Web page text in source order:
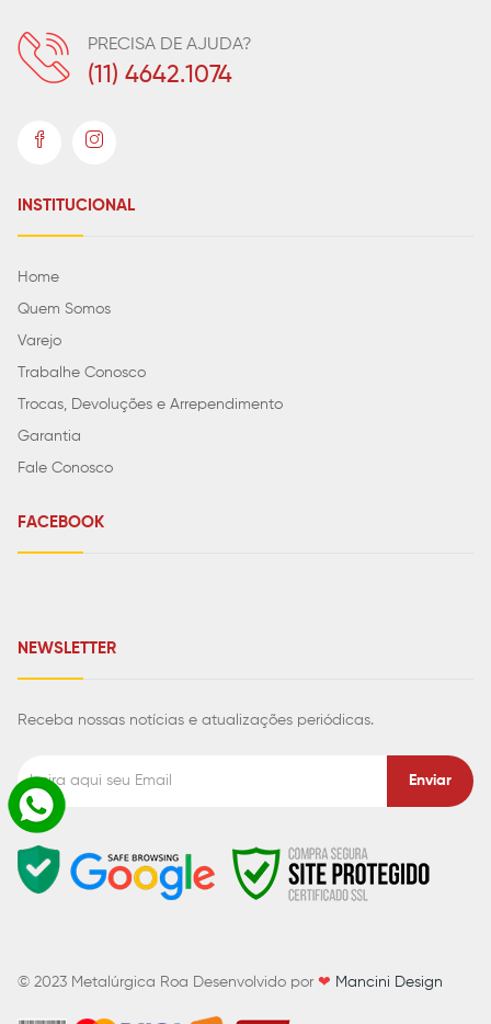
PRECISA DE AJUDA?
(11) 4642.1074
INSTITUCIONAL
Home
Quem Somos
Varejo
Trabalhe Conosco
Trocas, Devoluções e Arrependimento
Garantia
Fale Conosco
FACEBOOK
NEWSLETTER
Receba nossas notícias e atualizações periódicas.
Enviar
© 2023 Metalúrgica Roa Desenvolvido por ❤ Mancini Design